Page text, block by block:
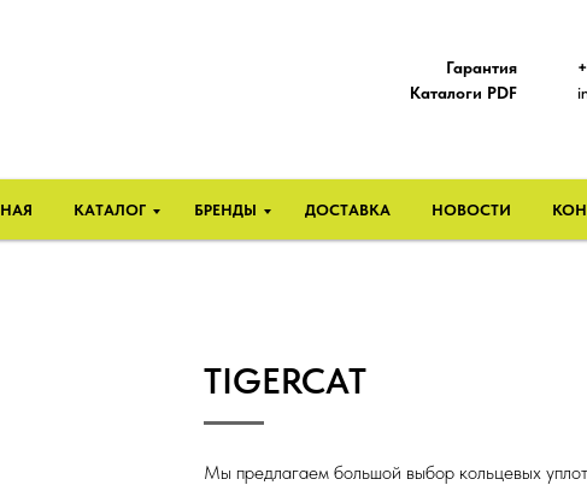
Гарантия
Каталоги PDF
КАТАЛОГ БРЕНДЫ ДОСТАВКА НОВОСТИ
TIGERCAT
Мы предлагаем большой выбор кольцевых